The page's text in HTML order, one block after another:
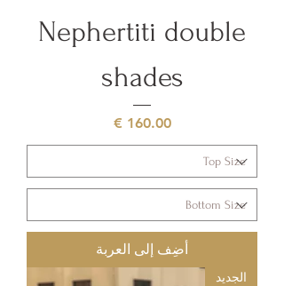
Nephertiti double
shades
السعر‏160.00 €
أضِف إلى العربة
الجديد